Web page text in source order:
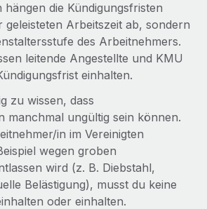
von Benefits
Produkten: Integration mit
und Contractor Management
wollen wir bei Remote Unternehmen
Mitarbeiter:innen in 19 Ländern
Marktführer im Bereich der
hängen die Kündigungsfristen
Arbeitszeit ab, sondern
des Arbeitnehmers.
leitende Angestellte und KMU
einhalten.
zu wissen, dass
manchmal ungültig sein können.
in im Vereinigten
wegen groben
wird (z. B. Diebstahl,
Belästigung), musst du keine
oder einhalten.